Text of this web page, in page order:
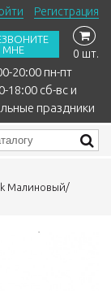
20:00 пн-пт
18:00 сб-вс и
праздники
Регистрация
МНЕ
0 шт.
Малиновый/